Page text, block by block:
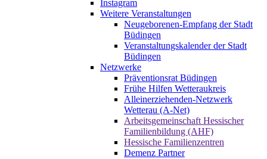
Instagram
Weitere Veranstaltungen
Neugeborenen-Empfang der Stadt
Büdingen
Veranstaltungskalender der Stadt
Büdingen
Netzwerke
Präventionsrat Büdingen
Frühe Hilfen Wetteraukreis
Alleinerziehenden-Netzwerk
Wetterau (A-Net)
Arbeitsgemeinschaft Hessischer
Familienbildung (AHF)
Hessische Familienzentren
Demenz Partner